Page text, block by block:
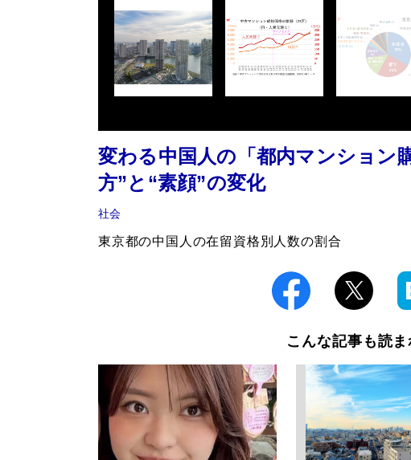
変わる中国人の「都内マンショ
方”と“素顔”の変化
社会
東京都の中国人の在留資格別人数の割合
こんな記事も読